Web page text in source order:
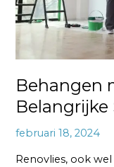
Behangen
Belangrijke
februari 18, 2024
Renovlies, ook